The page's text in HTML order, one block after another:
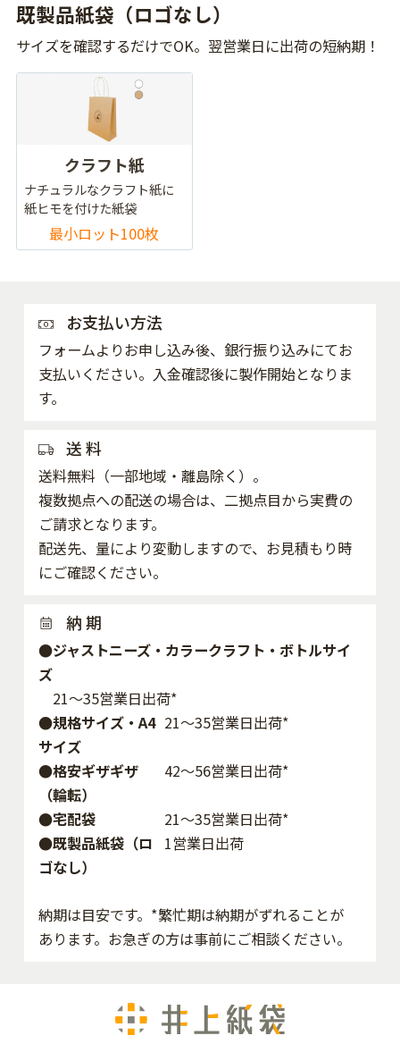
既製品紙袋（ロゴなし）
サイズを確認するだけでOK。翌営業日に出荷の短納期！
クラフト紙
ナチュラルなクラフト紙に
紙ヒモを付けた紙袋
最小ロット100枚
お支払い方法
フォームよりお申し込み後、銀行振り込みにてお
支払いください。入金確認後に製作開始となりま
す。
送 料
送料無料（一部地域・離島除く）。
複数拠点への配送の場合は、二拠点目から実費の
ご請求となります。
配送先、量により変動しますので、お見積もり時
にご確認ください。
納 期
●ジャストニーズ・カラークラフト・ボトルサイ
ズ
21～35営業日出荷*
●規格サイズ・A4
サイズ
21～35営業日出荷*
●格安ギザギザ
（輪転）
42〜56営業日出荷*
●宅配袋
21～35営業日出荷*
●既製品紙袋（ロ
ゴなし）
1営業日出荷
納期は目安です。*繁忙期は納期がずれることが
あります。お急ぎの方は事前にご相談ください。